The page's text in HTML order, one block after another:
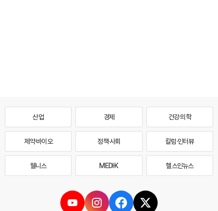
산업 경제 건강·의학
제약·바이오 정책·사회 칼럼·인터뷰
웰니스 MEDI·K 헬스인뉴스